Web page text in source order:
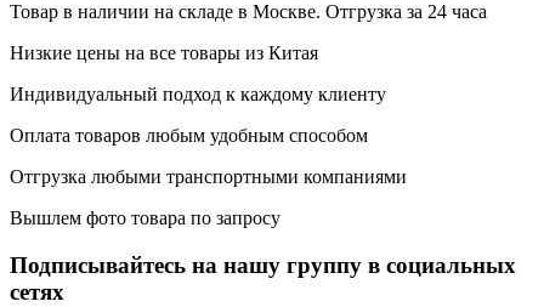
Товар в наличии на складе в Москве. Отгрузка за 24 часа
Низкие цены на все товары из Китая
Индивидуальный подход к каждому клиенту
Оплата товаров любым удобным способом
Отгрузка любыми транспортными компаниями
Вышлем фото товара по запросу
Подписывайтесь на нашу группу в социальных
сетях